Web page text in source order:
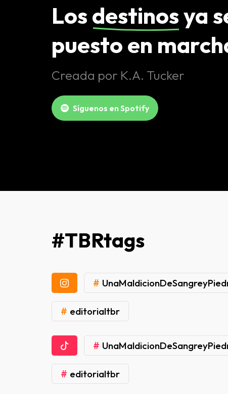
Losdestinosya
puesto en
Creada por K.A. Tucker
Síguenos en Spotify
#TBRtags
#
# editorialtbr
#
# editorialtbr